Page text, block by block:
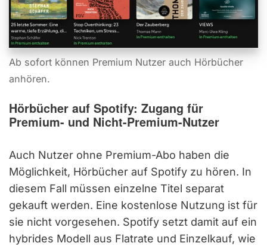
Ab sofort können Premium Nutzer auch Hörbücher
anhören.
Hörbücher auf Spotify: Zugang für
Premium- und Nicht-Premium-Nutzer
Auch Nutzer ohne Premium-Abo haben die
Möglichkeit, Hörbücher auf Spotify zu hören. In
diesem Fall müssen einzelne Titel separat
gekauft werden. Eine kostenlose Nutzung ist für
sie nicht vorgesehen. Spotify setzt damit auf ein
hybrides Modell aus Flatrate und Einzelkauf, wie